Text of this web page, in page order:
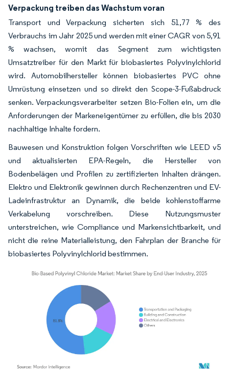
Verpackung treiben das Wachstum voran
Transport und Verpackung sicherten sich 51,77 % des
Verbrauchs im Jahr 2025 und werden mit einer CAGR von 5,91
% wachsen, womit das Segment zum wichtigsten
Umsatztreiber für den Markt für biobasiertes Polyvinylchlorid
wird. Automobilhersteller können biobasiertes PVC ohne
Umrüstung einsetzen und so direkt den Scope-3-Fußabdruck
senken. Verpackungsverarbeiter setzen Bio-Folien ein, um die
Anforderungen der Markeneigentümer zu erfüllen, die bis 2030
nachhaltige Inhalte fordern.
Bauwesen und Konstruktion folgen Vorschriften wie LEED v5
und aktualisierten EPA-Regeln, die Hersteller von
Bodenbelägen und Profilen zu zertifizierten Inhalten drängen.
Elektro und Elektronik gewinnen durch Rechenzentren und EV-
Ladeinfrastruktur an Dynamik, die beide kohlenstoffarme
Verkabelung vorschreiben. Diese Nutzungsmuster
unterstreichen, wie Compliance und Markensichtbarkeit, und
nicht die reine Materialleistung, den Fahrplan der Branche für
biobasiertes Polyvinylchlorid bestimmen.